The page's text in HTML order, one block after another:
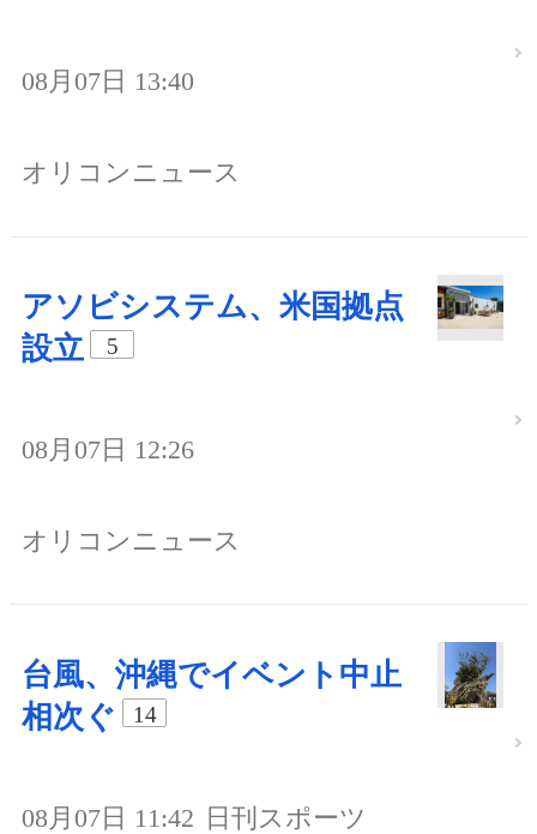
08月07日 13:40
オリコンニュース
アソビシステム、米国拠点
設立
5
08月07日 12:26
オリコンニュース
台風、沖縄でイベント中止
相次ぐ
14
08月07日 11:42 日刊スポーツ